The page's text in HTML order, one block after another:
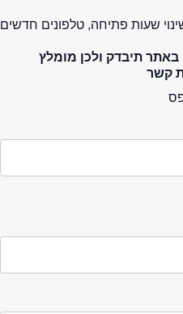
שעות פתיחה, טלפונים חדשים
באתר תיבדק ולכן מומלץ
קשר